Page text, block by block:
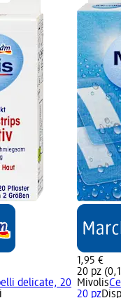
delicate, 20
1,95 €
20 pz
Mivolis
20 pz